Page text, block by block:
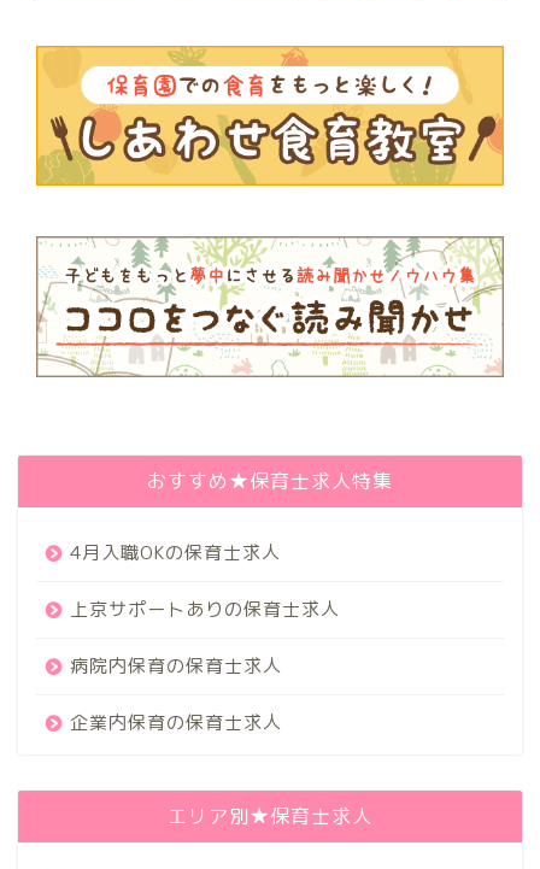
おすすめ★保育士求人特集
4月入職OKの保育士求人
上京サポートありの保育士求人
病院内保育の保育士求人
企業内保育の保育士求人
エリア別★保育士求人